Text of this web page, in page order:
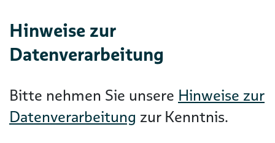
Hinweise zur
Datenverarbeitung
Bitte nehmen Sie unsere Hinweise zur
Datenverarbeitung zur Kenntnis.